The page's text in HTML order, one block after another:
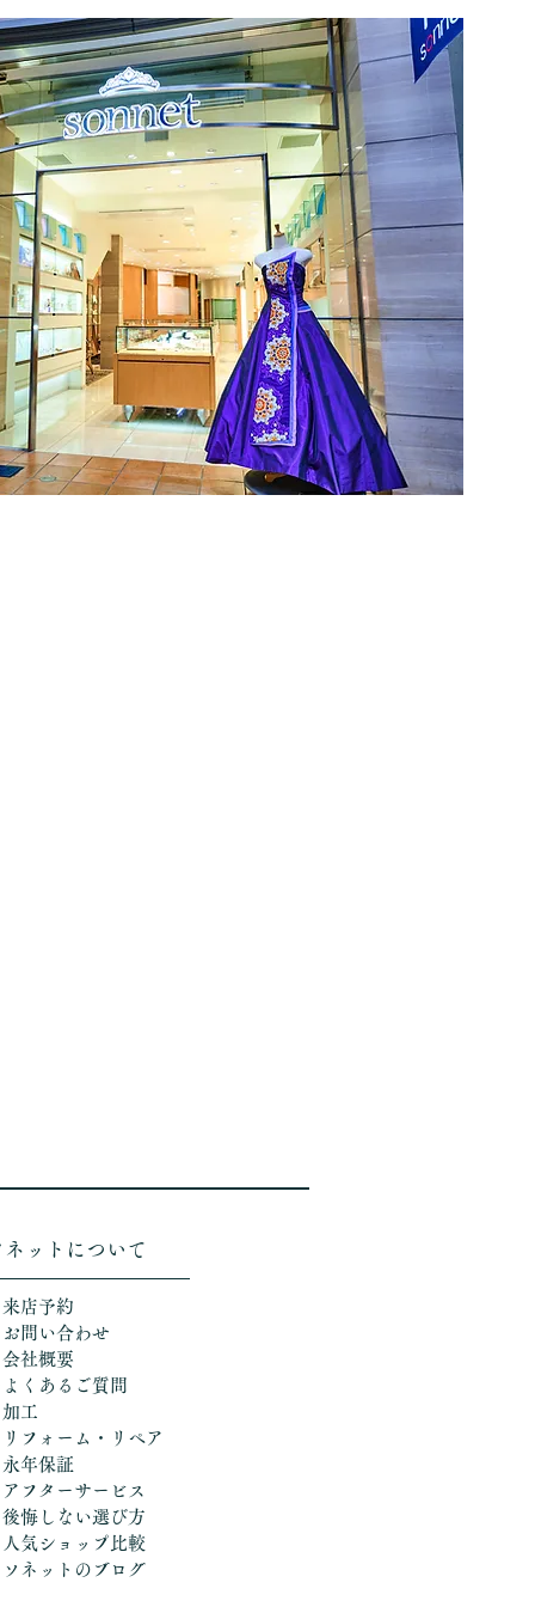
ネットについて
来店予約
お問い合わせ
会社概要
よくあるご質問
加工
＞リフォーム・リペア
永年保証
アフターサービス
後悔しない選び方
人気ショップ比較
ソネットのブログ